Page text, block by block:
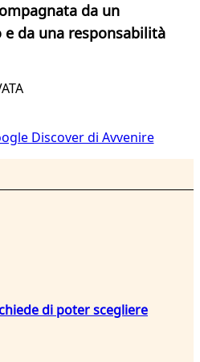
da un
da una responsabilità
Discover di Avvenire
di poter scegliere